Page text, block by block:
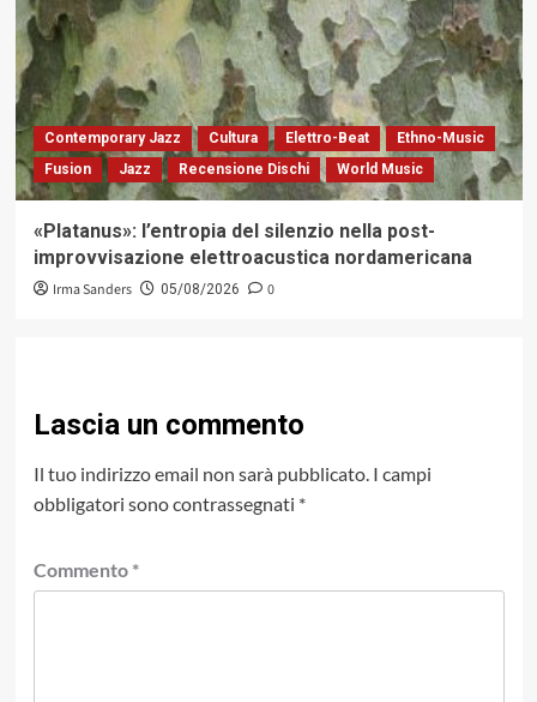
Contemporary Jazz Cultura Elettro-Beat
Ethno-Music
Fusion
Jazz Recensione Dischi World Music
«Platanus»: l’entropia del silenzio nella post-
improvvisazione elettroacustica nordamericana
Irma Sanders 05/08/2026 0
Lascia un commento
Il tuo indirizzo email non sarà pubblicato. I campi
obbligatori sono contrassegnati *
Commento *